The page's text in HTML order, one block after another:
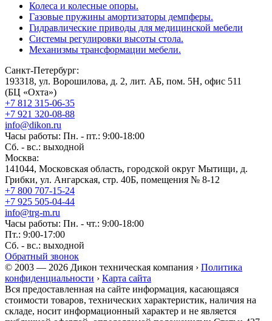
Колеса и колесные опоры.
Газовые пружины амортизаторы демпферы.
Гидравлические приводы для медицинской мебели
Системы регулировки высоты стола.
Механизмы трансформации мебели.
Санкт-Петербург:
193318, ул. Ворошилова, д. 2, лит. АБ, пом. 5Н, офис 511
(БЦ «Охта»)
+7 812 315-06-35
+7 921 320-08-88
info@dikon.ru
Часы работы: Пн. - пт.: 9:00-18:00
Сб. - вс.: выходной
Москва:
141044, Московская область, городской округ Мытищи, д.
Грибки, ул. Ангарская, стр. 40Б, помещения № 8-12
+7 800 707-15-24
+7 925 505-04-44
info@trg-m.ru
Часы работы: Пн. - чт.: 9:00-18:00
Пт.: 9:00-17:00
Сб. - вс.: выходной
Обратный звонок
© 2003 — 2026 Дикон техническая компания › Политика
конфиденциальности › Карта сайта
Вся предоставленная на сайте информация, касающаяся
стоимости товаров, технических характеристик, наличия на
складе, носит информационный характер и не является